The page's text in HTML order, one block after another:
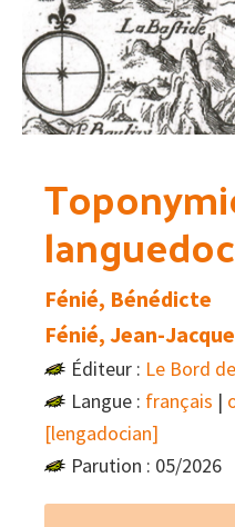
Fénié, Bénédicte
Fénié, Jean-
Éditeur : Le Bord
Langue : français |
[lengadocian]
Parution : 05/2026